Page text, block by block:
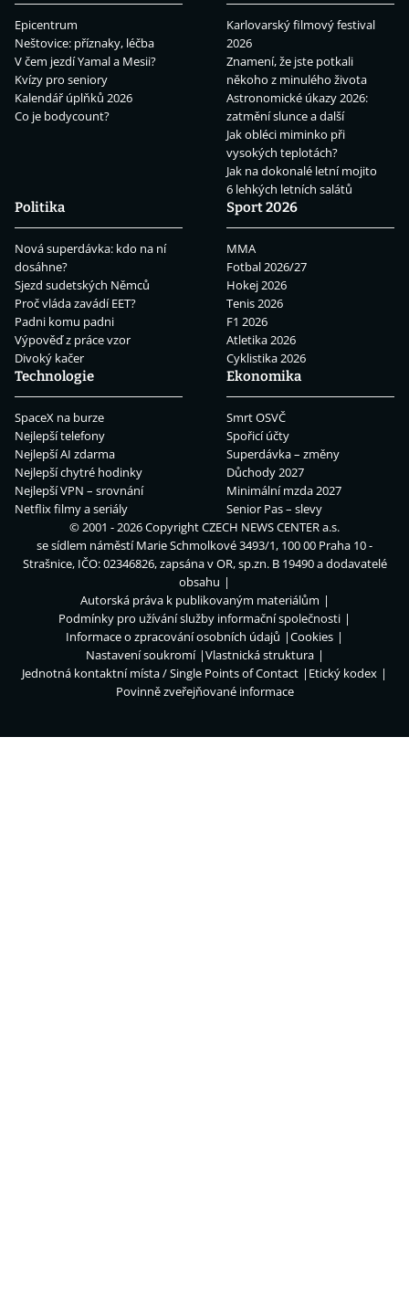
Epicentrum
Neštovice: příznaky, léčba
V čem jezdí Yamal a Mesii?
Kvízy pro seniory
Kalendář úplňků 2026
Co je bodycount?
Karlovarský filmový festival
2026
Znamení, že jste potkali
někoho z minulého života
Astronomické úkazy 2026:
zatmění slunce a další
Jak obléci miminko při
vysokých teplotách?
Jak na dokonalé letní mojito
6 lehkých letních salátů
Politika
Nová superdávka: kdo na ní
dosáhne?
Sjezd sudetských Němců
Proč vláda zavádí EET?
Padni komu padni
Výpověď z práce vzor
Divoký kačer
Sport 2026
MMA
Fotbal 2026/27
Hokej 2026
Tenis 2026
F1 2026
Atletika 2026
Cyklistika 2026
Technologie
SpaceX na burze
Nejlepší telefony
Nejlepší AI zdarma
Nejlepší chytré hodinky
Nejlepší VPN – srovnání
Netflix filmy a seriály
Ekonomika
Smrt OSVČ
Spořicí účty
Superdávka – změny
Důchody 2027
Minimální mzda 2027
Senior Pas – slevy
© 2001 - 2026 CopyrightCZECH NEWS CENTER a.s.
se sídlem náměstí Marie Schmolkové 3493/1, 100 00 Praha 10 -
Strašnice, IČO: 02346826, zapsána v OR, sp.zn. B 19490 a dodavatelé
obsahu
Autorská práva k publikovaným materiálům
Podmínky pro užívání služby informační společnosti
Informace o zpracování osobních údajů
Cookies
Nastavení soukromí
Vlastnická struktura
Jednotná kontaktní místa / Single Points of Contact
Etický kodex
Povinně zveřejňované informace